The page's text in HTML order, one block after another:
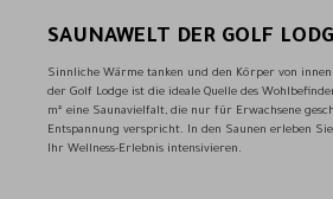
SAUNAWELT DER GOLF
Sinnliche Wärme tanken und den Körper von
der Golf Lodge ist die ideale Quelle des
m² eine Saunavielfalt, die nur für Erwachsene
Entspannung verspricht. In den Saunen erleben
Ihr Wellness-Erlebnis intensivieren.